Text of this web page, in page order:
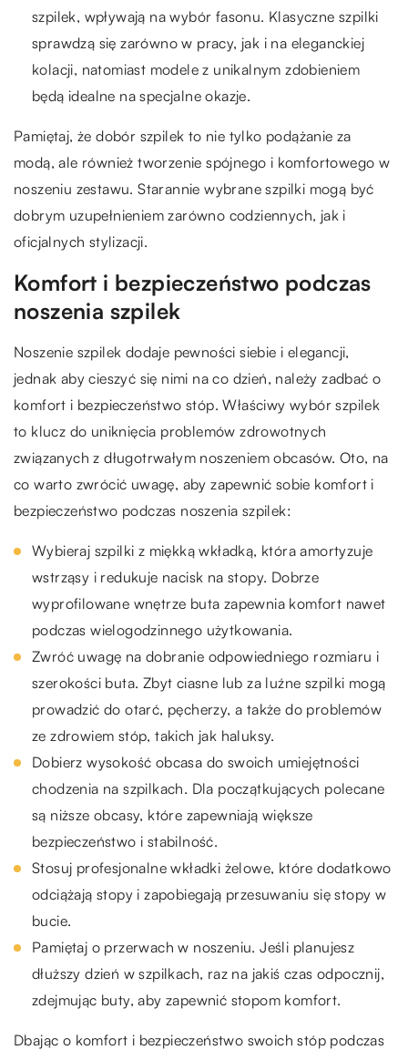
szpilek, wpływają na wybór fasonu. Klasyczne szpilki
sprawdzą się zarówno w pracy, jak i na eleganckiej
kolacji, natomiast modele z unikalnym zdobieniem
będą idealne na specjalne okazje.
Pamiętaj, że dobór szpilek to nie tylko podążanie za
modą, ale również tworzenie spójnego i komfortowego w
noszeniu zestawu. Starannie wybrane szpilki mogą być
dobrym uzupełnieniem zarówno codziennych, jak i
oficjalnych stylizacji.
Komfort i bezpieczeństwo podczas
noszenia szpilek
Noszenie szpilek dodaje pewności siebie i elegancji,
jednak aby cieszyć się nimi na co dzień, należy zadbać o
komfort i bezpieczeństwo stóp. Właściwy wybór szpilek
to klucz do uniknięcia problemów zdrowotnych
związanych z długotrwałym noszeniem obcasów. Oto, na
co warto zwrócić uwagę, aby zapewnić sobie komfort i
bezpieczeństwo podczas noszenia szpilek:
Wybieraj szpilki z miękką wkładką, która amortyzuje
wstrząsy i redukuje nacisk na stopy. Dobrze
wyprofilowane wnętrze buta zapewnia komfort nawet
podczas wielogodzinnego użytkowania.
Zwróć uwagę na dobranie odpowiedniego rozmiaru i
szerokości buta. Zbyt ciasne lub za luźne szpilki mogą
prowadzić do otarć, pęcherzy, a także do problemów
ze zdrowiem stóp, takich jak haluksy.
Dobierz wysokość obcasa do swoich umiejętności
chodzenia na szpilkach. Dla początkujących polecane
są niższe obcasy, które zapewniają większe
bezpieczeństwo i stabilność.
Stosuj profesjonalne wkładki żelowe, które dodatkowo
odciążają stopy i zapobiegają przesuwaniu się stopy w
bucie.
Pamiętaj o przerwach w noszeniu. Jeśli planujesz
dłuższy dzień w szpilkach, raz na jakiś czas odpocznij,
zdejmując buty, aby zapewnić stopom komfort.
Dbając o komfort i bezpieczeństwo swoich stóp podczas